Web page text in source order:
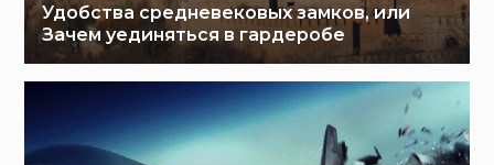
Удобства средневековых замков, или
Зачем уединяться в гардеробе